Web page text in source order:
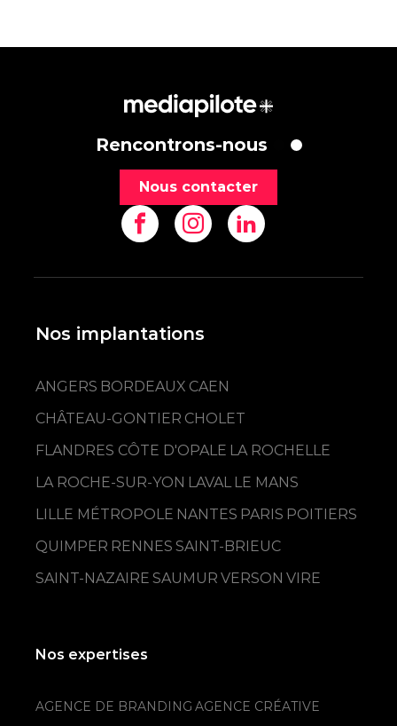
Rencontrons-nous
Nous contacter
Nos implantations
ANGERS BORDEAUX CAEN
CHÂTEAU-GONTIER CHOLET
FLANDRES CÔTE D'OPALE LA ROCHELLE
LA ROCHE-SUR-YON LAVAL LE MANS
LILLE MÉTROPOLE NANTES PARIS POITIERS
QUIMPER RENNES SAINT-BRIEUC
SAINT-NAZAIRE SAUMUR VERSON VIRE
Nos expertises
AGENCE DE BRANDING AGENCE CRÉATIVE